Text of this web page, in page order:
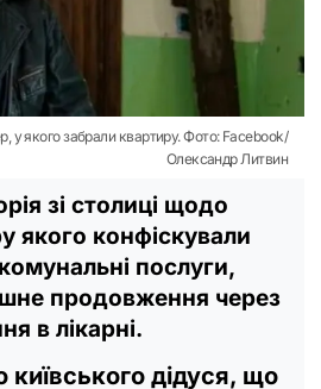
у якого забрали квартиру. Фото: Facebook/
Олександр Литвин
зі столиці щодо
якого конфіскували
послуги,
продовження через
в лікарні.
дідуся, що